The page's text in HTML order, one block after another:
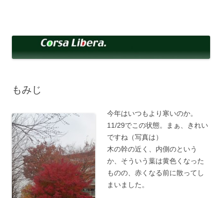
へ
ッ
もみじ
今年はいつもより寒いのか。
11/29でこの状態。まぁ、きれい
ですね（写真は）
木の幹の近く、内側のという
か、そういう葉は黄色くなった
ものの、赤くなる前に散ってし
まいました。